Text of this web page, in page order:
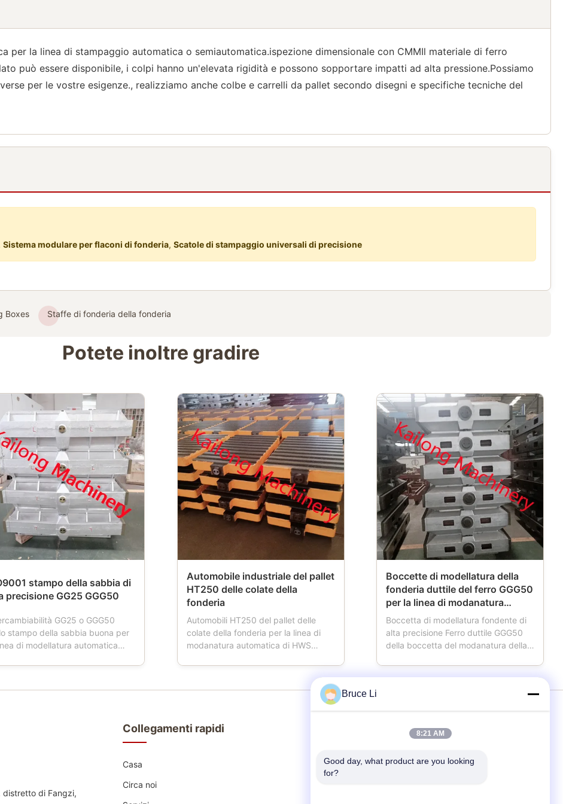
per la linea di stampaggio automatica o semiautomatica.ispezione dimensionale con CMMIl materiale di ferro
può essere disponibile, i colpi hanno un'elevata rigidità e possono sopportare impatti ad alta pressione.Possiamo
per le vostre esigenze., realizziamo anche colbe e carrelli da pallet secondo disegni e specifiche tecniche del
Sistema modulare per flaconi di fonderia, Scatole di stampaggio universali di precisione
Boxes Staffe di fonderia della fonderia
Potete inoltre gradire
stampo della sabbia di
precisione GG25 GGG50
GG25 o GGG50
stampo della sabbia buona per
di modellatura automatica
Automobile industriale del pallet
HT250 delle colate della
fonderia
Automobili HT250 del pallet delle
colate della fonderia per la linea di
modanatura automatica di HWS
funziona, l'automobile del pallet ha
quattro ruote, che sta conducendo il
Boccette di modellatura della
fonderia duttile del ferro GGG50
per la linea di modanatura
automatica di HWS
Boccetta di modellatura fondente di
alta precisione Ferro duttile GGG50
della boccetta del modanatura della
boccetta di modellatura, la boccetta
distretto di Fangzi,
Collegamenti rapidi
Casa
Circa noi
Linea di modanatura
Bruce Li
8:21 AM
Good day, what product are you looking
for?